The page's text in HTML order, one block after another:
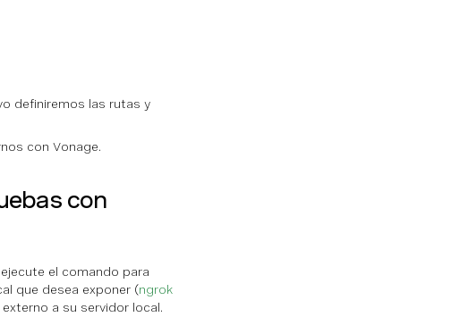
definiremos las rutas y
con Vonage.
con
el comando para
que desea exponer (ngrok
a su servidor local.